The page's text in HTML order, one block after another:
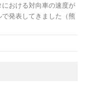
おける対向車の速度が
発表してきました（熊